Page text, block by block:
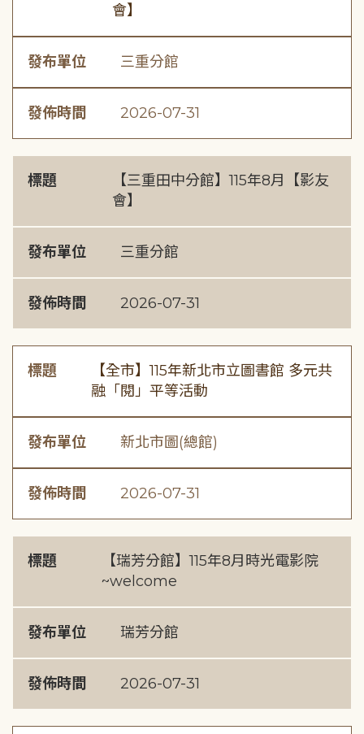
會】
發布單位 三重分館
發佈時間 2026-07-31
標題
【三重田中分館】115年8月【影友
會】
發布單位 三重分館
發佈時間 2026-07-31
標題
【全市】115年新北市立圖書館 多元共
融「閱」平等活動
發布單位 新北市圖(總館)
發佈時間 2026-07-31
標題
【瑞芳分館】115年8月時光電影院
~welcome
發布單位 瑞芳分館
發佈時間 2026-07-31